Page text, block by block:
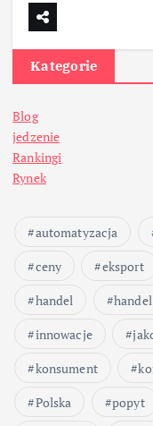
Kategorie
Blog
jedzenie
Rankingi
Rynek
automatyzacja
ceny
eksport
handel
innowacje
konsument
Polska
popyt